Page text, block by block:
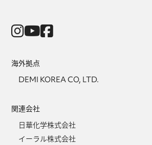
海外拠点
DEMI KOREA CO, LTD.
関連会社
日華化学株式会社
イーラル株式会社